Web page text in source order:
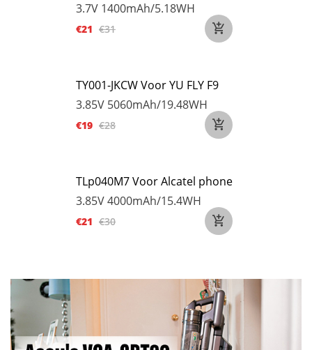
3.7V 1400mAh/5.18WH
€21 €31
TY001-JKCW Voor YU FLY F9
3.85V 5060mAh/19.48WH
€19 €28
TLp040M7 Voor Alcatel phone
3.85V4000mAh/15.4WH
€21 €30